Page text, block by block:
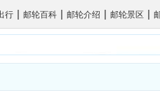
行 | 邮轮百科 | 邮轮介绍 | 邮轮景区 |